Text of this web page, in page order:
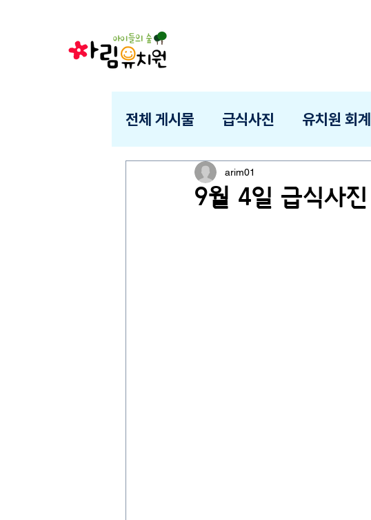
전체 게시물 급식사진 유치원 회계
9월 4일 급식사진
arim01